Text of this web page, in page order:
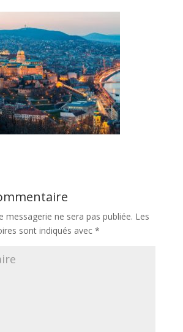
messagerie ne sera pas publiée. Les
sont indiqués avec *